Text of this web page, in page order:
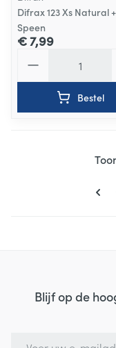
Difrax 123 Xs Natural +
Speen
€ 7,99
Bestel
Blijf op de